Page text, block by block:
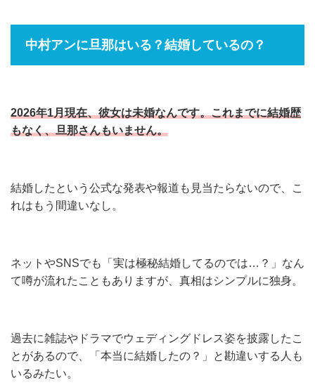
中村アンに旦那はいる？結婚しているの？
2026年1月現在、彼女は未婚なんです。これまでに結婚歴
もなく、旦那さんもいません。
結婚したという公式な発表や報道も見当たらないので、こ
れはもう間違いなし。
ネットやSNSでも「実は極秘結婚してるのでは…？」なん
て噂が流れたこともありますが、真相はシンプルに独身。
過去に雑誌やドラマでウェディングドレス姿を披露したこ
とがあるので、「本当に結婚したの？」と勘違いする人も
いるみたい。